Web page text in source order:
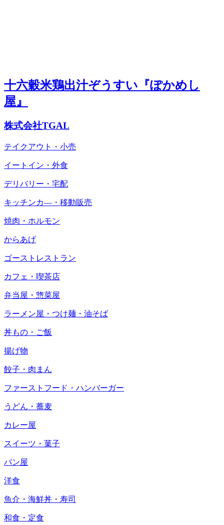
十六穀米鶏出汁ぞうすい『ぽかめし
屋』
株式会社TGAL
テイクアウト・小売
イートイン・外食
デリバリー・宅配
キッチンカ―・移動販売
焼肉・ホルモン
からあげ
ゴーストレストラン
カフェ・喫茶店
弁当屋・惣菜屋
ラーメン屋・つけ麺・油そば
丼もの・ご飯
揚げ物
餃子・肉まん
ファーストフード・ハンバーガー
うどん・蕎麦
カレー屋
スイーツ・菓子
パン屋
洋食
魚介・海鮮丼・寿司
和食・定食